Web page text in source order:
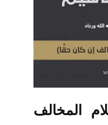
المخالف